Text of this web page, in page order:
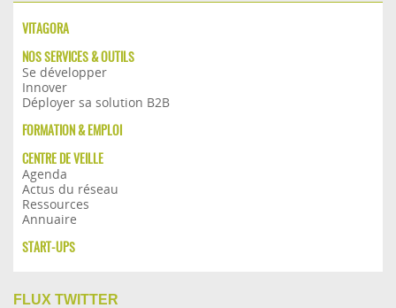
VITAGORA
NOS SERVICES & OUTILS
Se développer
Innover
Déployer sa solution B2B
FORMATION & EMPLOI
CENTRE DE VEILLE
Agenda
Actus du réseau
Ressources
Annuaire
START-UPS
FLUX TWITTER